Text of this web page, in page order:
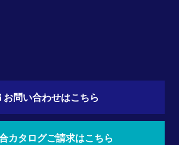
お問い合わせはこちら
カタログご請求はこちら